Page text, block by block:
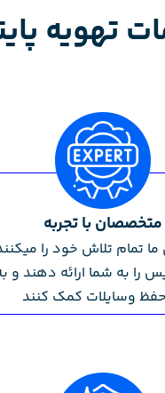
تهویه
متخصصان با تجربه
تمام تلاش خود را
را به شما ارائه دهند و
وسایلات کمک کنند